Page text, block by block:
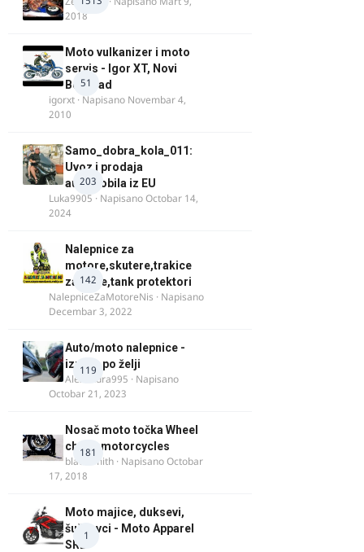
2018
51
Moto vulkanizer i moto
servis - Igor XT, Novi
Beograd
igorxt · Napisano Novembar 4,
2010
203
Samo_dobra_kola_011:
Uvoz i prodaja
automobila iz EU
Luka9905 · NapisanoOctobar 14,
2024
142
Nalepnice za
motore,skutere,trakice
za felne,tank protektori
NalepniceZaMotoreNis · Napisano
Decembar 3, 2022
119
Auto/moto nalepnice -
izrada po želji
Alexandra995 · Napisano
Octobar 21, 2023
181
Nosač moto točka Wheel
chock motorcycles
blacksmith · NapisanoOctobar
17, 2018
1
Moto majice, duksevi,
šuškavci - Moto Apparel
SRB